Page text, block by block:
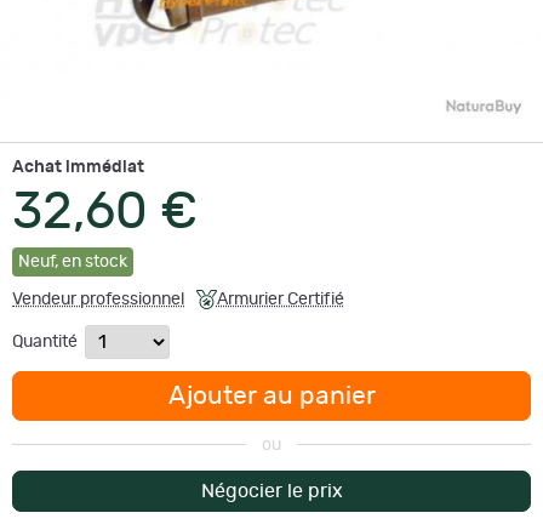
Achat immédiat
32,60 €
Neuf, en stock
Vendeur professionnel Armurier Certifié
Quantité
Ajouter au panier
ou
Négocier le prix